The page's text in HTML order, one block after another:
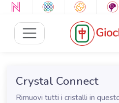
Crystal Connect
Rimuovi tutti i cristalli in